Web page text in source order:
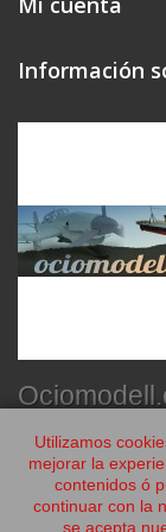
Información
Utilizamos
mejorar la
contenidos ó
continuar con la
se acepta